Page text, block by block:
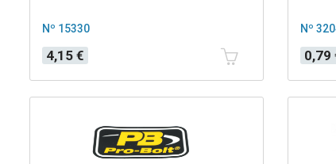
Nº 15330
Precio
4,15 €
Nº
Precio
0,79